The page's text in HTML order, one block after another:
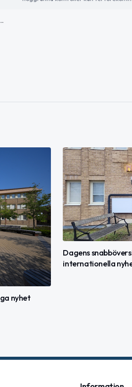
i Nybro
nyhet
Dagens
internationella